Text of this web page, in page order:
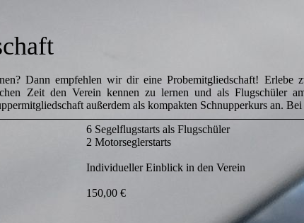
Dann empfehlen wir dir eine Probemitgliedschaft!
Zeit den Verein kennen zu lernen und als Flugschüler
außerdem als kompakten Schnupperkurs an.
6 Segelflugstarts als Flugschüler
2 Motorseglerstarts
Individueller Einblick in den Verein
150,00 €